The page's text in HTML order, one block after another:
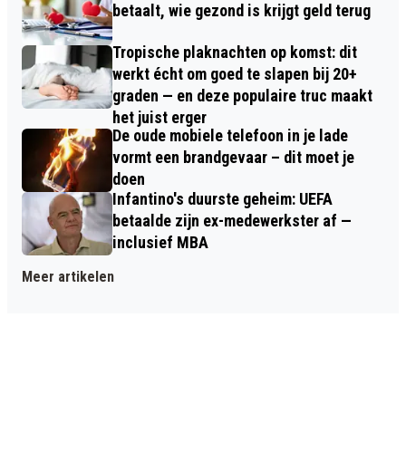
betaalt, wie gezond is krijgt geld terug
Tropische plaknachten op komst: dit
werkt écht om goed te slapen bij 20+
graden — en deze populaire truc maakt
het juist erger
De oude mobiele telefoon in je lade
vormt een brandgevaar – dit moet je
doen
Infantino's duurste geheim: UEFA
betaalde zijn ex-medewerkster af —
inclusief MBA
Meer artikelen